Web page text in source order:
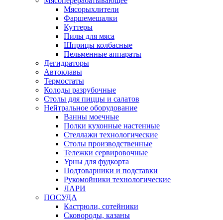
Мясорыхлители
Фаршемешалки
Куттеры
Пилы для мяса
Шприцы колбасные
Пельменные аппараты
Дегидраторы
Автоклавы
Термостаты
Колоды разрубочные
Столы для пиццы и салатов
Нейтральное оборудование
Ванны моечные
Полки кухонные настенные
Стеллажи технологические
Столы производственные
Тележки сервировочные
Урны для фудкорта
Подтоварники и подставки
Рукомойники технологические
ЛАРИ
ПОСУДА
Кастрюли, сотейники
Сковороды, казаны